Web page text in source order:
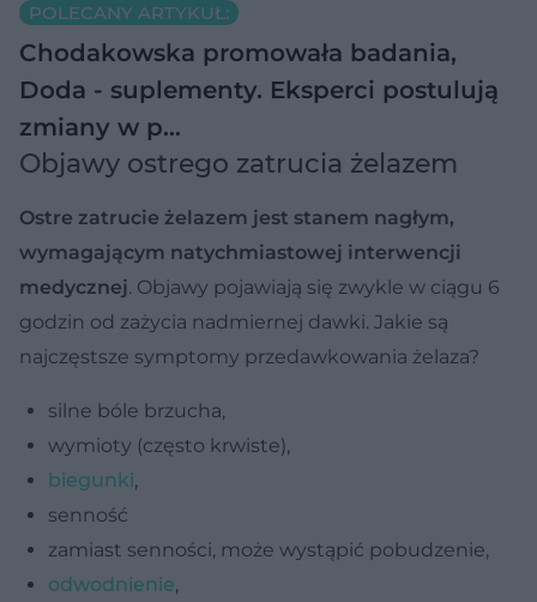
POLECANY ARTYKUŁ:
Chodakowska promowała badania,
Doda - suplementy. Eksperci postulują
zmiany w p…
Objawy ostrego zatrucia żelazem
Ostre zatrucie żelazem jest stanem nagłym,
wymagającym natychmiastowej interwencji
medycznej. Objawy pojawiają się zwykle w ciągu 6
godzin od zażycia nadmiernej dawki. Jakie są
najczęstsze symptomy przedawkowania żelaza?
silne bóle brzucha,
wymioty (często krwiste),
biegunki,
senność
zamiast senności, może wystąpić pobudzenie,
odwodnienie,